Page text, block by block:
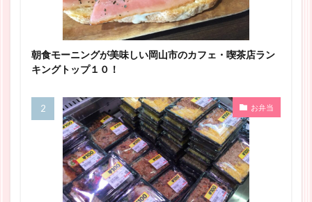
朝食モーニングが美味しい岡山市のカフェ・喫茶店ラン
キングトップ１０！
お弁当